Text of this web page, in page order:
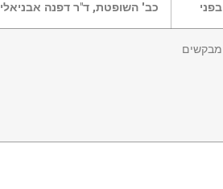
בפני כב' השופטת, ד"ר דפנה אבניאלי
מבקשים